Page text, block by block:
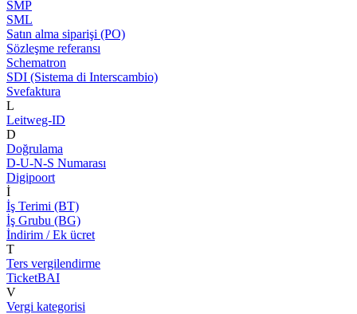
SMP
SML
Satın alma siparişi (PO)
Sözleşme referansı
Schematron
SDI (Sistema di Interscambio)
Svefaktura
L
Leitweg-ID
D
Doğrulama
D-U-N-S Numarası
Digipoort
İ
İş Terimi (BT)
İş Grubu (BG)
İndirim / Ek ücret
T
Ters vergilendirme
TicketBAI
V
Vergi kategorisi